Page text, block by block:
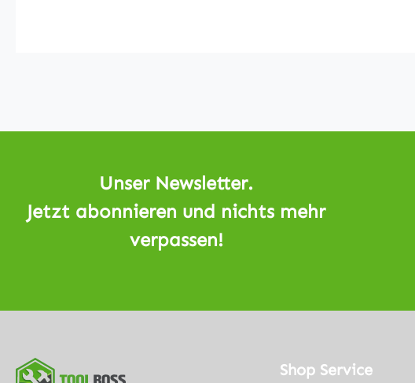
Unser Newsletter.
Jetzt abonnieren und nichts mehr
verpassen!
Shop Service